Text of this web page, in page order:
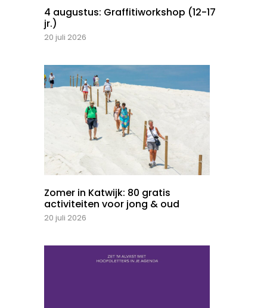
4 augustus: Graffitiworkshop (12-17
jr.)
20 juli 2026
Zomer in Katwijk: 80 gratis
activiteiten voor jong & oud
20 juli 2026